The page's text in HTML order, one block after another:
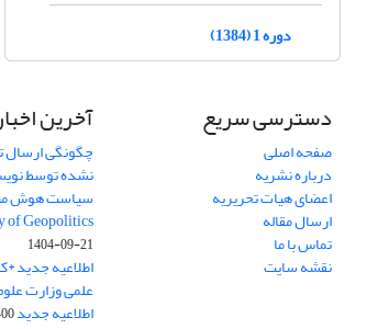
دوره 1 (1384)
دسترسی سریع
صفحه اصلی
درباره نشریه
اعضای هیات تحریریه
ارسال مقاله
تماس با ما
نقشه سایت
آخرین
چگونگی ارسال
نشده توسط
سیاست هوش
of Geopolitics
1404-09-21
اطلاعیه جدید
علمی وزارت
اطلاعیه جدید08